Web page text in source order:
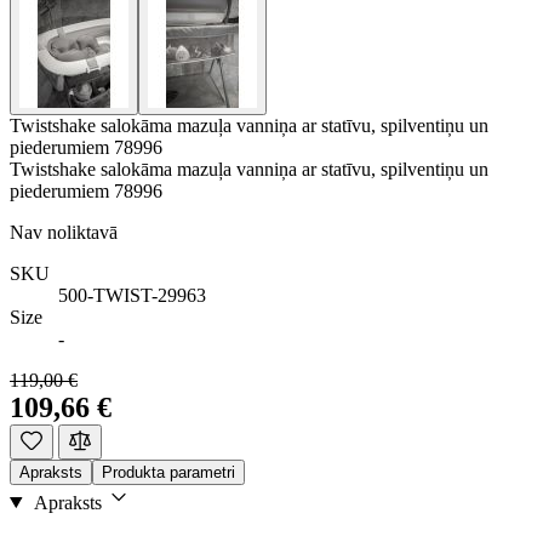
Twistshake salokāma mazuļa vanniņa ar statīvu, spilventiņu un
piederumiem 78996
Twistshake salokāma mazuļa vanniņa ar statīvu, spilventiņu un
piederumiem 78996
Nav noliktavā
SKU
500-TWIST-29963
Size
-
119,00 €
109,66 €
Apraksts Produkta parametri
Apraksts